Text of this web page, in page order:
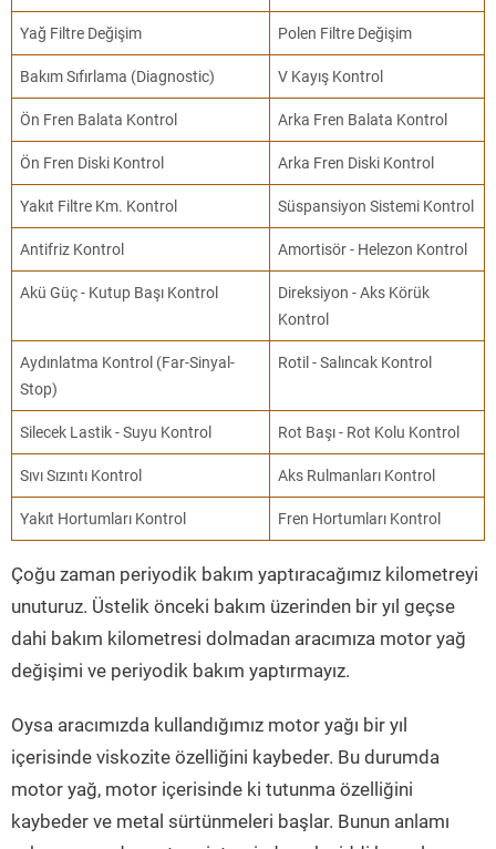
Yağ Filtre Değişim Polen Filtre Değişim
Bakım Sıfırlama (Diagnostic) V Kayış Kontrol
Ön Fren Balata Kontrol Arka Fren Balata Kontrol
Ön Fren Diski Kontrol Arka Fren Diski Kontrol
Yakıt Filtre Km. Kontrol Süspansiyon Sistemi Kontrol
Antifriz Kontrol Amortisör - Helezon Kontrol
Akü Güç - Kutup Başı Kontrol
Direksiyon - Aks Körük
Kontrol
Aydınlatma Kontrol (Far-Sinyal-
Stop)
Rotil - Salıncak Kontrol
Silecek Lastik - Suyu Kontrol Rot Başı - Rot Kolu Kontrol
Sıvı Sızıntı Kontrol Aks Rulmanları Kontrol
Yakıt Hortumları Kontrol Fren Hortumları Kontrol
Çoğu zaman periyodik bakım yaptıracağımız kilometreyi
unuturuz. Üstelik önceki bakım üzerinden bir yıl geçse
dahi bakım kilometresi dolmadan aracımıza motor yağ
değişimi ve periyodik bakım yaptırmayız.
Oysa aracımızda kullandığımız motor yağı bir yıl
içerisinde viskozite özelliğini kaybeder. Bu durumda
motor yağ, motor içerisinde ki tutunma özelliğini
kaybeder ve metal sürtünmeleri başlar. Bunun anlamı